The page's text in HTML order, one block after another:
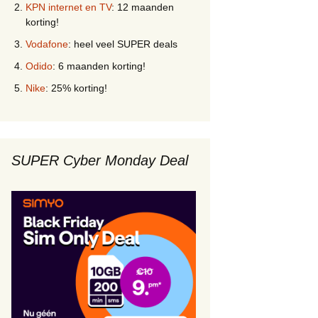
KPN internet en TV: 12 maanden
korting!
Vodafone: heel veel SUPER deals
Odido: 6 maanden korting!
Nike: 25% korting!
SUPER Cyber Monday Deal